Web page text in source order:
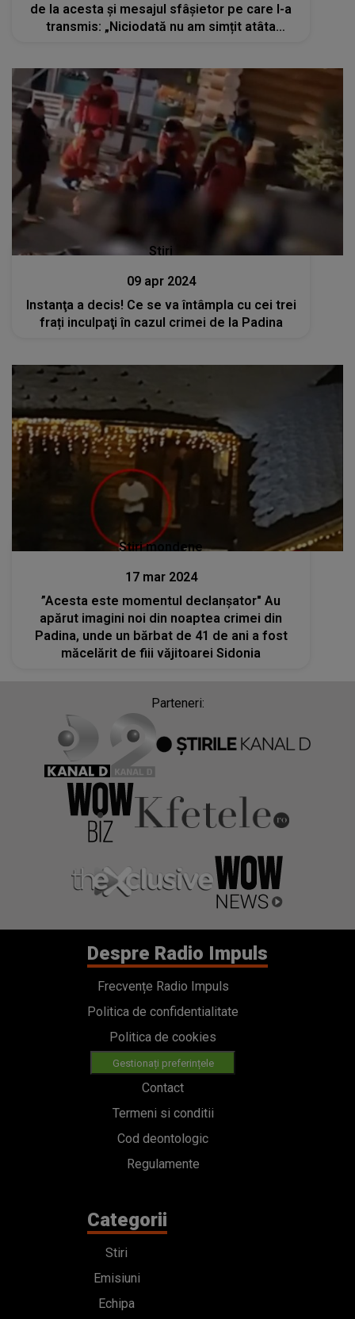
de la acesta și mesajul sfâșietor pe care l-a
transmis: „Niciodată nu am simțit atâta
Stiri
09 apr 2024
Instanţa a decis! Ce se va întâmpla cu cei trei
frați inculpaţi în cazul crimei de la Padina
Stiri mondene
17 mar 2024
”Acesta este momentul declanşator" Au
apărut imagini noi din noaptea crimei din
Padina, unde un bărbat de 41 de ani a fost
măcelărit de fiii văjitoarei Sidonia
Parteneri:
Despre Radio Impuls
Frecvențe Radio Impuls
Politica de confidentialitate
Politica de cookies
Gestionați preferințele
Contact
Termeni si conditii
Cod deontologic
Regulamente
Categorii
Stiri
Emisiuni
Echipa